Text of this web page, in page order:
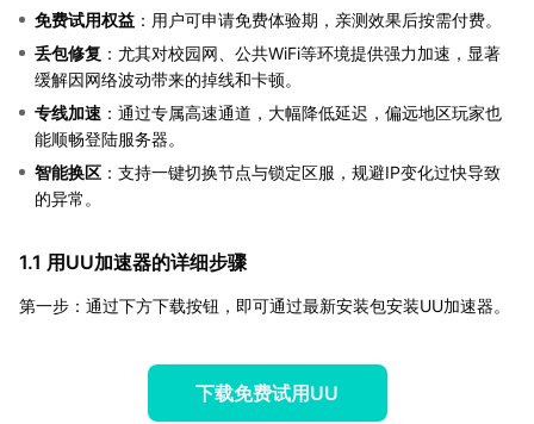
免费试用权益 ：用户可申请免费体验期，亲测效果后按需付费。
丢包修复 ：尤其对校园网、公共WiFi等环境提供强力加速，显著
缓解因网络波动带来的掉线和卡顿。
专线加速 ：通过专属高速通道，大幅降低延迟，偏远地区玩家也
能顺畅登陆服务器。
智能换区 ：支持一键切换节点与锁定区服，规避IP变化过快导致
的异常。
1.1 用UU加速器的详细步骤
第一步：通过下方下载按钮，即可通过最新安装包安装UU加速器。
下载免费试用UU